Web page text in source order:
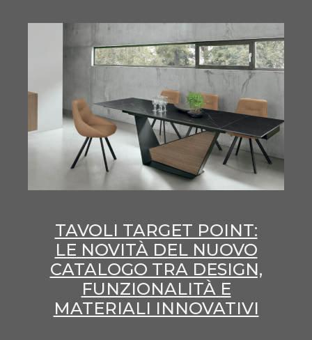
TAVOLI TARGET POINT:
LE NOVITÀ DEL NUOVO
CATALOGO TRA DESIGN,
FUNZIONALITÀ E
MATERIALI INNOVATIVI